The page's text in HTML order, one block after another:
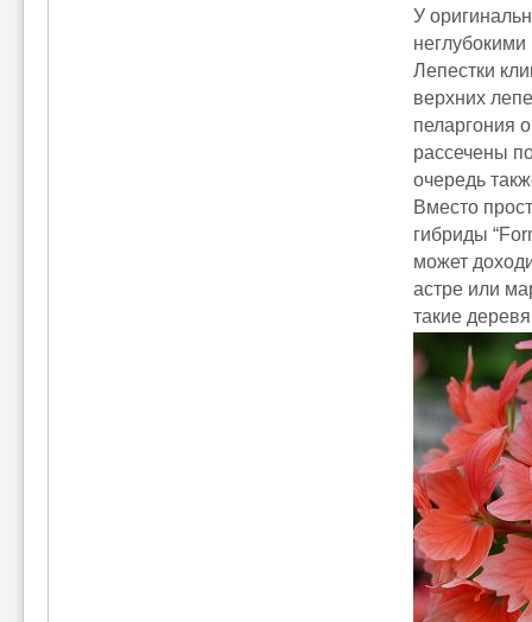
У
Лепестки
верхних
пеларгония
рассечены
очередь
Вместо
гибриды
может
астре или
такие